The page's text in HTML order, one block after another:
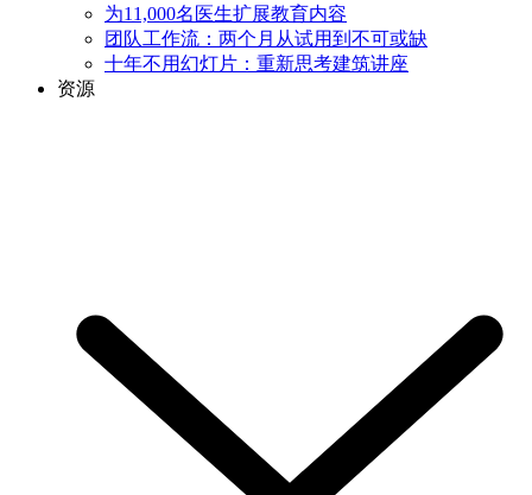
为11,000名医生扩展教育内容
团队工作流：两个月从试用到不可或缺
十年不用幻灯片：重新思考建筑讲座
资源